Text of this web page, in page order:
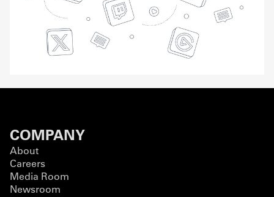
COMPANY
About
Careers
Media Room
Newsroom